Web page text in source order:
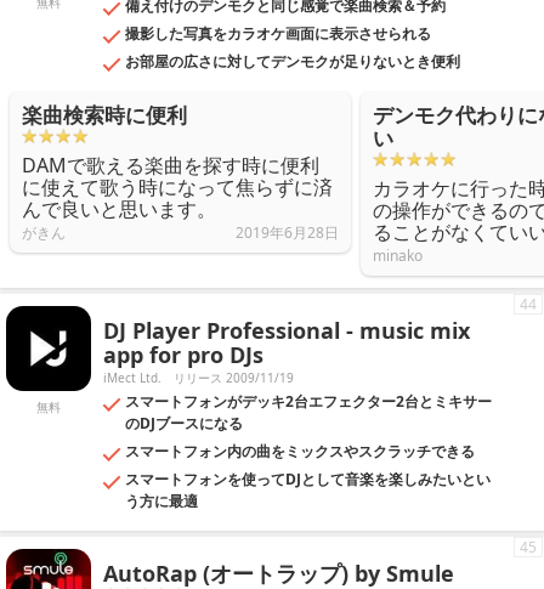
備え付けのデンモクと同じ感覚で楽曲検索＆予約
撮影した写真をカラオケ画面に表示させられる
お部屋の広さに対してデンモクが足りないとき便利
楽曲検索時に便利
DAMで歌える楽曲を探す時に便利
に使えて歌う時になって焦らずに済
んで良いと思います。
がきん 2019年6月28日
デンモク代わり
い
カラオケに行った
の操作ができるの
ることがなくてい
minako
無料
DJ Player Professional - music mix
app for pro DJs
iMect Ltd. リリース 2009/11/19
スマートフォンがデッキ2台エフェクター2台とミキサー
のDJブースになる
スマートフォン内の曲をミックスやスクラッチできる
スマートフォンを使ってDJとして音楽を楽しみたいとい
う方に最適
44
AutoRap (オートラップ) by Smule
45